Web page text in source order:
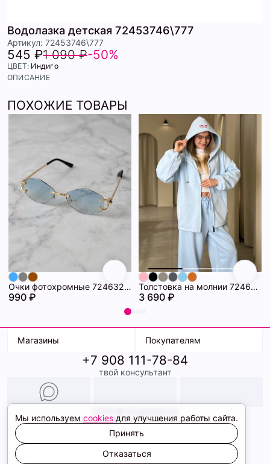
Водолазка детская 72453746\777
Артикул: 72453746\777
545 ₽1 090 ₽-50%
ЦВЕТ: Индиго
ОПИСАНИЕ
ПОХОЖИЕ ТОВАРЫ
Очки фотохромные 72463296\20
990 ₽
Толстовка на молнии 72463280\474
3 690 ₽
Магазины
ТК Терминал
ТРК Континент
Покупателям
Доставка
Условия оплаты
Образы
+7 908 111-78-84
твой консультант
Политика конфиденциальности
Соглашение cookie
Сайт создали
Мы используем cookies для улучшения работы сайта.
Принять
Отказаться